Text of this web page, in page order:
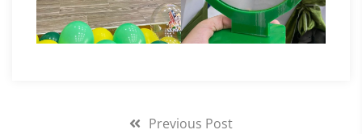
Previous Post